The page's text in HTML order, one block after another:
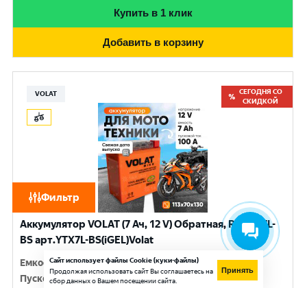
Фильтр
Купить в 1 клик
Добавить в корзину
VOLAT
СЕГОДНЯ СО
СКИДКОЙ
Аккумулятор VOLAT (7 Ач, 12 V) Обратная, R+ YTX7L-
BS арт.YTX7L-BS(iGEL)Volat
Емкость:7 Ач
Пусковой ток:100 A
Сайт использует файлы Cookie (куки-файлы)
Продолжая использовать сайт Вы соглашаетесь на
сбор данных о Вашем посещении сайта.
Принять